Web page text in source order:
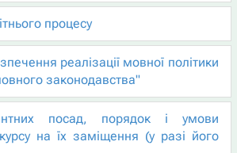
процесу
реалізації мовної політики
законодавства"
посад, порядок і умови
на їх заміщення (у разі його